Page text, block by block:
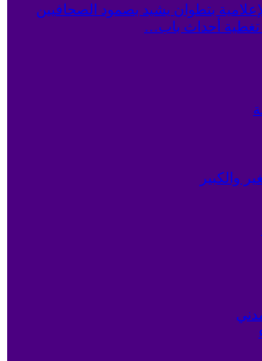
بتطوان يشيد بصمود الصحافيين
تغطية أحداث باب…
والكبير